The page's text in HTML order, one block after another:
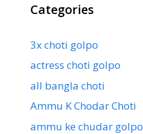
Categories
3x choti golpo
actress choti golpo
all bangla choti
Ammu K Chodar Choti
ammu ke chudar golpo